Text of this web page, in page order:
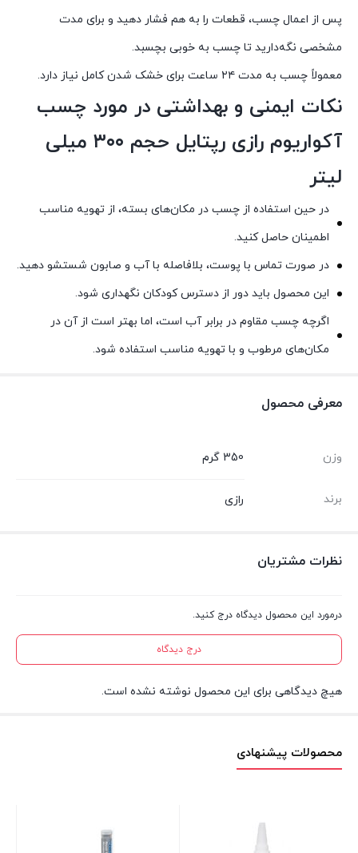
پس از اعمال چسب، قطعات را به هم فشار دهید و برای مدت
مشخصی نگه‌دارید تا چسب به خوبی بچسبد.
معمولاً چسب به مدت ۲۴ ساعت برای خشک شدن کامل نیاز دارد.
نکات ایمنی و بهداشتی در مورد چسب
آکواریوم رازی رپتایل حجم ۳۰۰ میلی
لیتر
در حین استفاده از چسب در مکان‌های بسته، از تهویه مناسب
اطمینان حاصل کنید.
در صورت تماس با پوست، بلافاصله با آب و صابون شستشو دهید.
این محصول باید دور از دسترس کودکان نگهداری شود.
اگرچه چسب مقاوم در برابر آب است، اما بهتر است از آن در
مکان‌های مرطوب و با تهویه مناسب استفاده شود.
معرفی محصول
وزن 350 گرم
برند رازی
نظرات مشتریان
درمورد این محصول دیدگاه درج کنید.
درج دیدگاه
هیچ دیدگاهی برای این محصول نوشته نشده است.
محصولات پیشنهادی